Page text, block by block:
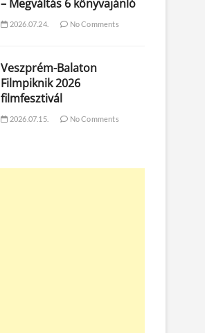
– Megváltás 6 könyvajánló
2026.07.24. No Comments
Veszprém-Balaton
Filmpiknik 2026
filmfesztivál
2026.07.15. No Comments